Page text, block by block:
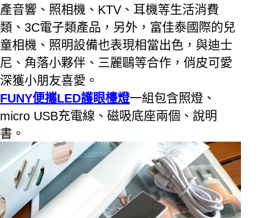
產音響、照相機、 KTV 、耳機等生活消費
類、 3C電子類產品，另外，富佳泰國際的兒
童相機、照明設備也表現相當出色，與迪士
尼、角落小夥伴、三麗鷗等合作，俏皮可愛
深獲小朋友喜愛。
FUNY便攜LED護眼檯燈一組包含照燈、
micro USB充電線、磁吸底座兩個、說明
書。